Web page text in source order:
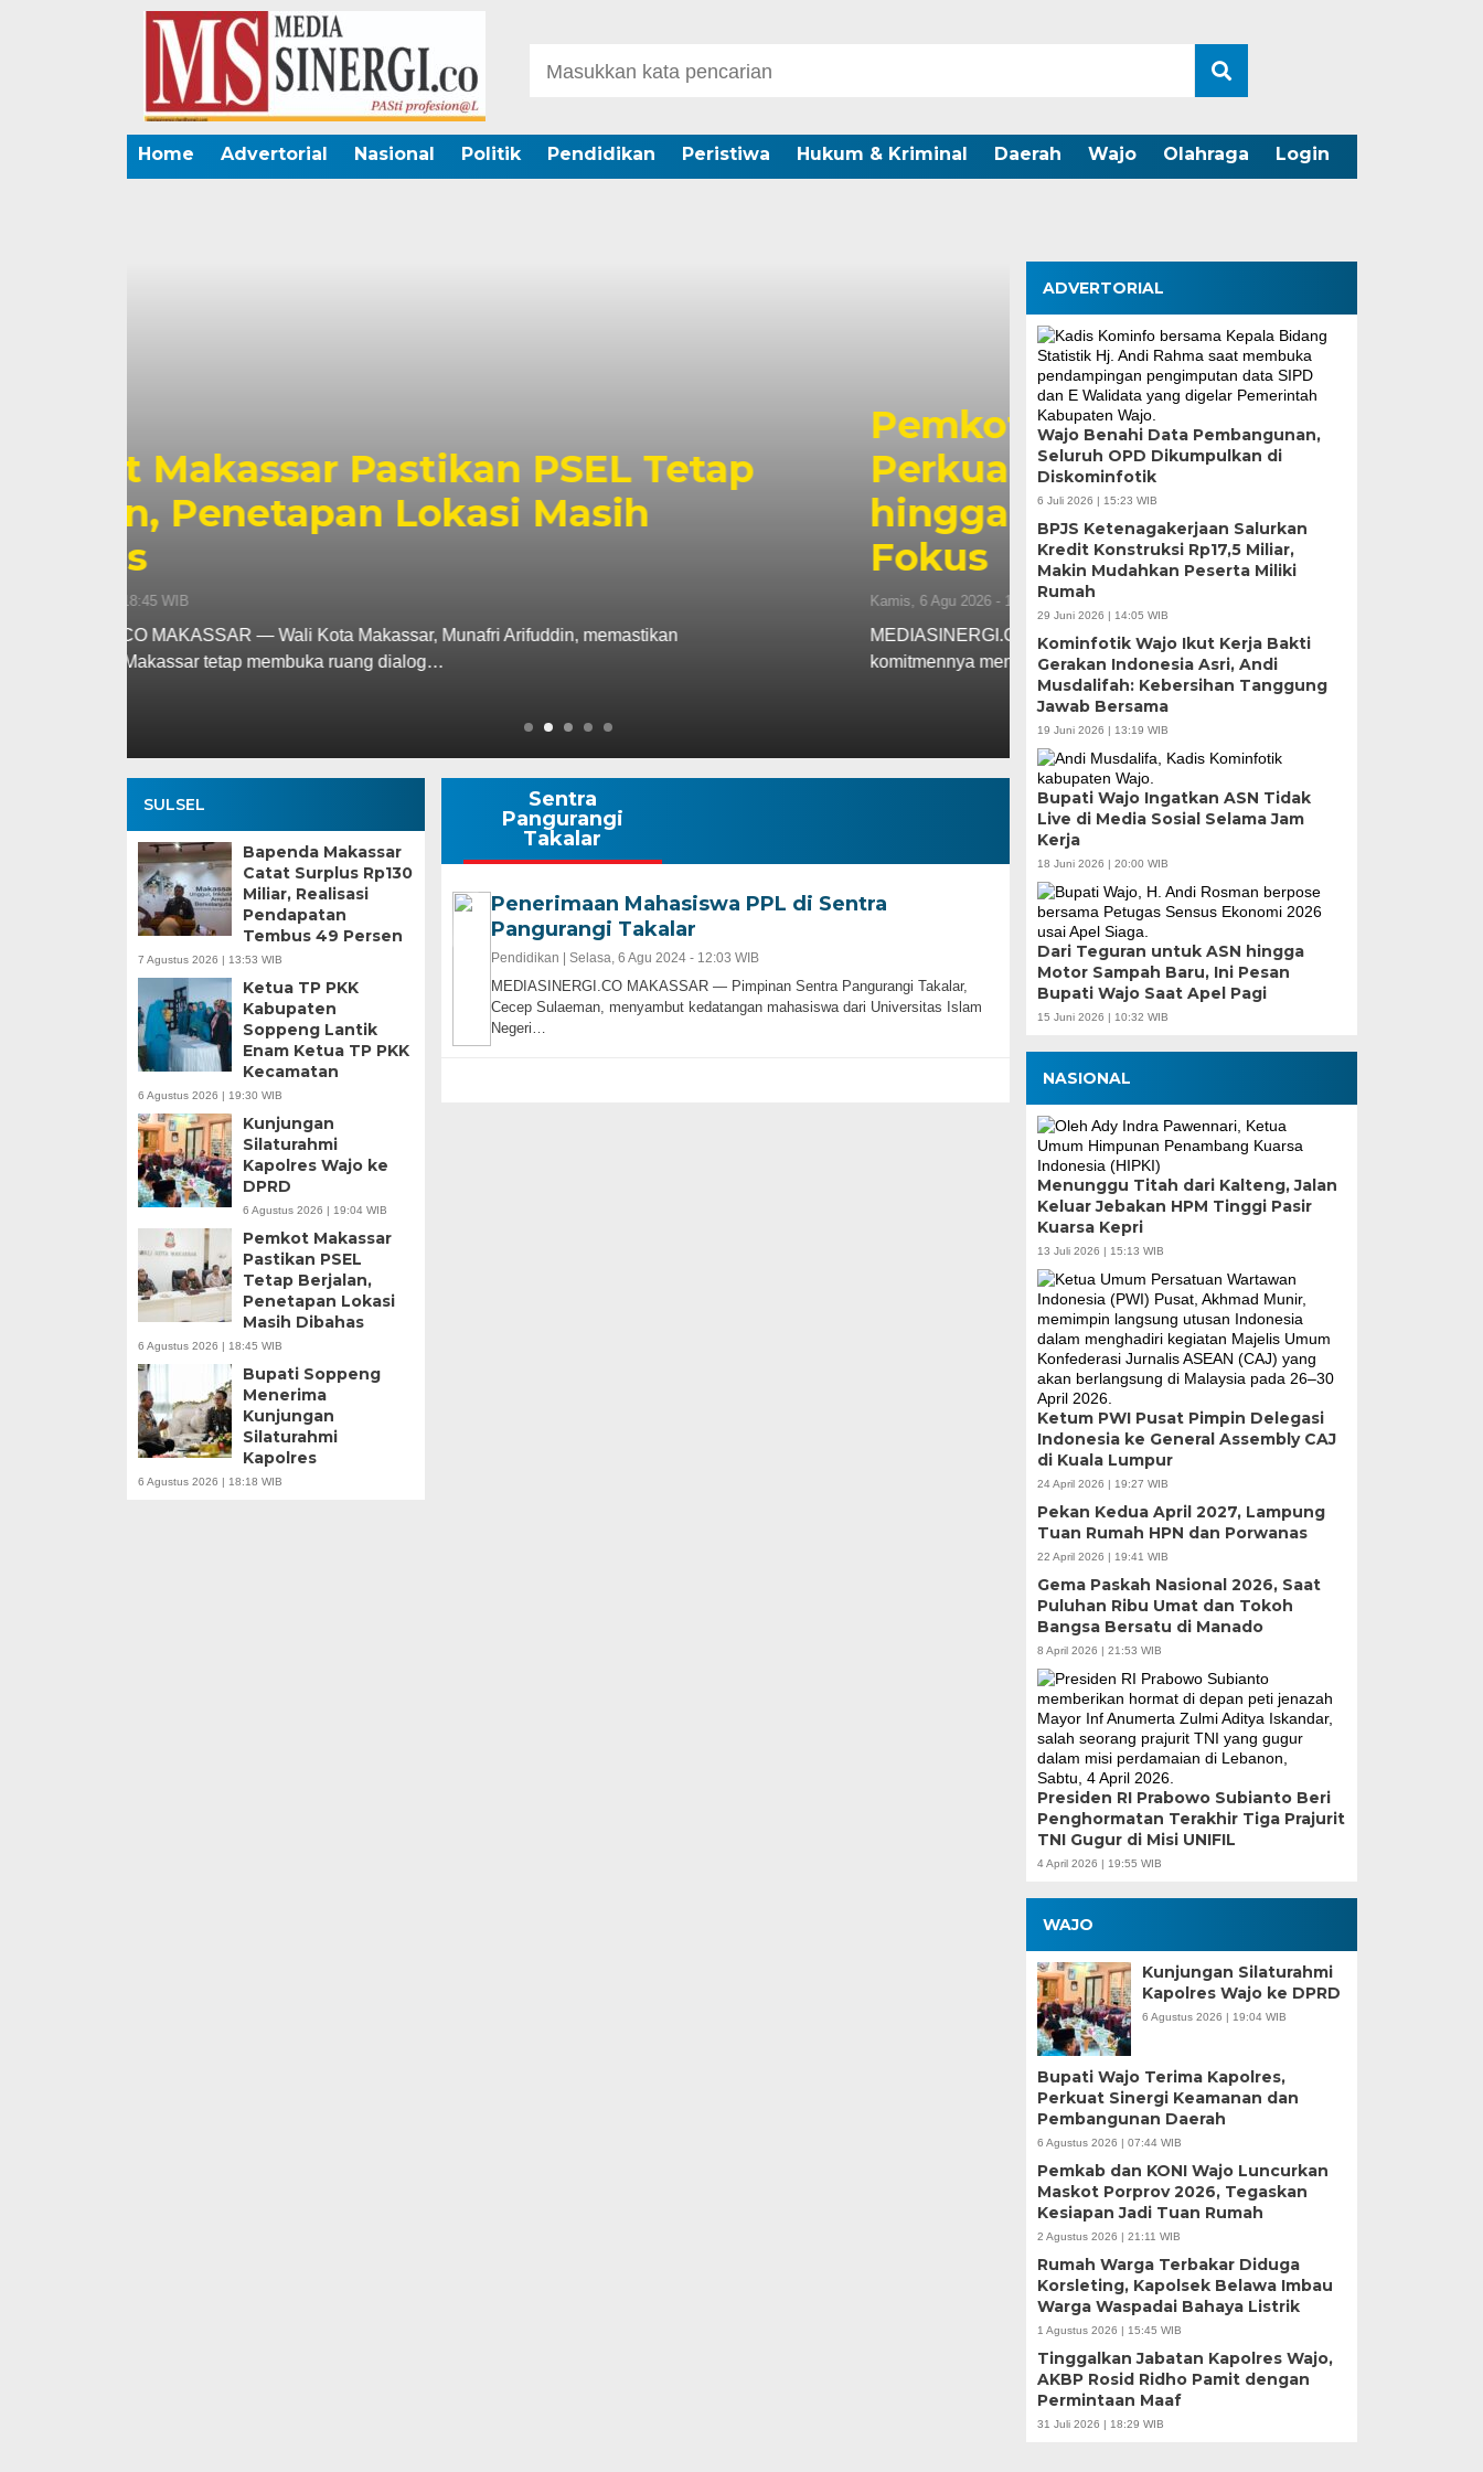
Home Advertorial Nasional Politik Pendidikan Peristiwa Hukum & Kriminal Daerah Wajo Olahraga Login
Pemkot Makassar dan Karang Taruna
Perkuat Sinergi, Penanganan Sampah
hingga Pemberdayaan Pemuda Jadi
Kamis, 6 Agu 2026 - 18:16 WIB
MEDIASINERGI.CO MAKASSAR — Pengurus Karang Taruna Kota Makassar menegaskan
komitmennya menjadi mitra strategis Pemerintah Kota Makassar…
Tinjau Renovasi SDN
Supratman Pastikan
Mutu Demi
Makassar
Rabu, 5 Agu 2026 - 19:50 WIB
MEDIASINERGI.CO MAKASSAR — DPRD Kota
langsung terhadap progres renovasi UPT SPF SD…
SULSEL
Bapenda Makassar
Catat Surplus Rp130
Miliar, Realisasi
Pendapatan
Tembus 49 Persen
7 Agustus 2026 | 13:53 WIB
Ketua TP PKK
Kabupaten
Soppeng Lantik
Enam Ketua TP PKK
Kecamatan
6 Agustus 2026 | 19:30 WIB
Kunjungan
Silaturahmi
Kapolres Wajo ke
DPRD
6 Agustus 2026 | 19:04 WIB
Pemkot Makassar
Pastikan PSEL
Tetap Berjalan,
Penetapan Lokasi
Masih Dibahas
6 Agustus 2026 | 18:45 WIB
Bupati Soppeng
Menerima
Kunjungan
Silaturahmi
Kapolres
6 Agustus 2026 | 18:18 WIB
Sentra
Pangurangi
Takalar
Penerimaan Mahasiswa PPL di Sentra
Pangurangi Takalar
Pendidikan | Selasa, 6 Agu 2024 - 12:03 WIB
MEDIASINERGI.CO MAKASSAR — Pimpinan Sentra Pangurangi Takalar,
Cecep Sulaeman, menyambut kedatangan mahasiswa dari Universitas Islam
Negeri…
ADVERTORIAL
Wajo Benahi Data Pembangunan,
Seluruh OPD Dikumpulkan di
Diskominfotik
6 Juli 2026 | 15:23 WIB
BPJS Ketenagakerjaan Salurkan
Kredit Konstruksi Rp17,5 Miliar,
Makin Mudahkan Peserta Miliki
Rumah
29 Juni 2026 | 14:05 WIB
Kominfotik Wajo Ikut Kerja Bakti
Gerakan Indonesia Asri, Andi
Musdalifah: Kebersihan Tanggung
Jawab Bersama
19 Juni 2026 | 13:19 WIB
Bupati Wajo Ingatkan ASN Tidak
Live di Media Sosial Selama Jam
Kerja
18 Juni 2026 | 20:00 WIB
Dari Teguran untuk ASN hingga
Motor Sampah Baru, Ini Pesan
Bupati Wajo Saat Apel Pagi
15 Juni 2026 | 10:32 WIB
NASIONAL
Menunggu Titah dari Kalteng, Jalan
Keluar Jebakan HPM Tinggi Pasir
Kuarsa Kepri
13 Juli 2026 | 15:13 WIB
Ketum PWI Pusat Pimpin Delegasi
Indonesia ke General Assembly CAJ
di Kuala Lumpur
24 April 2026 | 19:27 WIB
Pekan Kedua April 2027, Lampung
Tuan Rumah HPN dan Porwanas
22 April 2026 | 19:41 WIB
Gema Paskah Nasional 2026, Saat
Puluhan Ribu Umat dan Tokoh
Bangsa Bersatu di Manado
8 April 2026 | 21:53 WIB
Presiden RI Prabowo Subianto Beri
Penghormatan Terakhir Tiga Prajurit
TNI Gugur di Misi UNIFIL
4 April 2026 | 19:55 WIB
WAJO
Kunjungan Silaturahmi
Kapolres Wajo ke DPRD
6 Agustus 2026 | 19:04 WIB
Bupati Wajo Terima Kapolres,
Perkuat Sinergi Keamanan dan
Pembangunan Daerah
6 Agustus 2026 | 07:44 WIB
Pemkab dan KONI Wajo Luncurkan
Maskot Porprov 2026, Tegaskan
Kesiapan Jadi Tuan Rumah
2 Agustus 2026 | 21:11 WIB
Rumah Warga Terbakar Diduga
Korsleting, Kapolsek Belawa Imbau
Warga Waspadai Bahaya Listrik
1 Agustus 2026 | 15:45 WIB
Tinggalkan Jabatan Kapolres Wajo,
AKBP Rosid Ridho Pamit dengan
Permintaan Maaf
31 Juli 2026 | 18:29 WIB